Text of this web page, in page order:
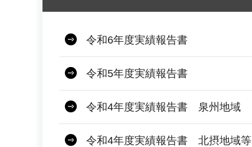
令和6年度実績報告書
令和5年度実績報告書
令和4年度実績報告書 泉州地域
令和4年度実績報告書 北摂地域等